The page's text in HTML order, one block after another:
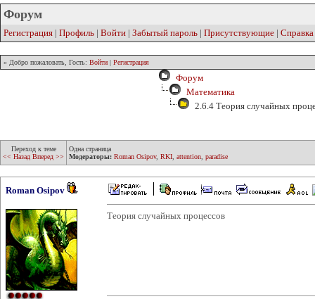
Форум
Регистрация | Профиль | Войти | Забытый пароль | Присутствующие | Справка
» Добро пожаловать, Гость: Войти | Регистрация
Форум
Математика
2.6.4 Теория случайных
Переход к теме
<< Назад Вперед >>
Одна страница
Модераторы: Roman Osipov, RKI attention paradise
Roman Osipov
Теория случайных процессов